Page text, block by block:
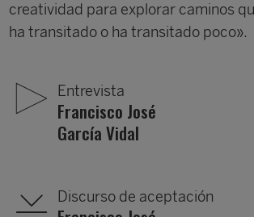
creatividad para explorar caminos
ha transitado o ha transitado poco».
Entrevista
Francisco José
García Vidal
Discurso de aceptación